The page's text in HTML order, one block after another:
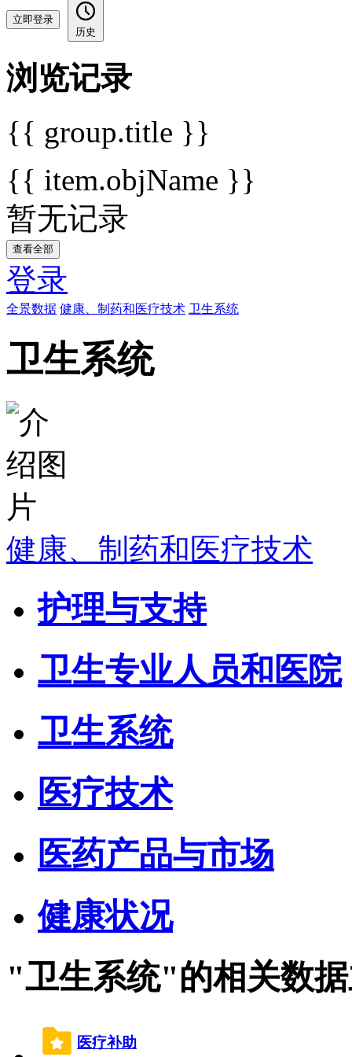
立即登录
历史
浏览记录
{{ group.title }}
{{ item.objName }}
暂无记录
查看全部
登录
全景数据 健康、制药和医疗技术 卫生系统
卫生系统
健康、制药和医疗技术
护理与支持
卫生专业人员和医院
卫生系统
医疗技术
医药产品与市场
健康状况
"卫生系统"的相关数
医疗补助